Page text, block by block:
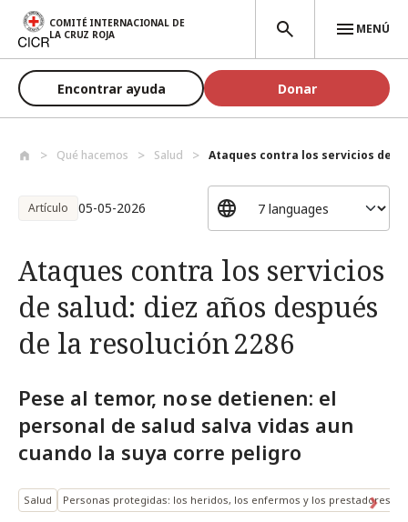
Pasar al contenido principal
COMITÉ INTERNACIONAL DE
LA CRUZ ROJA
MENÚ
Encontrar ayuda Donar
Qué hacemos Salud Ataques contra los servicios de
Artículo 05-05-2026
Ataques contra los servicios
de salud: diez años después
de la resolución 2286
Pese al temor, no se detienen: el
personal de salud salva vidas aun
cuando la suya corre peligro
Salud Personas protegidas: los heridos, los enfermos y los prestadores